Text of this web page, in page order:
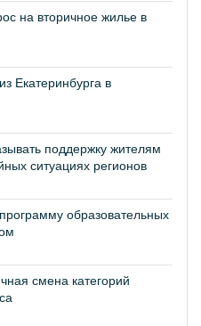
на вторичное жилье в
Екатеринбурга в
поддержку жителям
ситуациях регионов
образовательных
смена категорий